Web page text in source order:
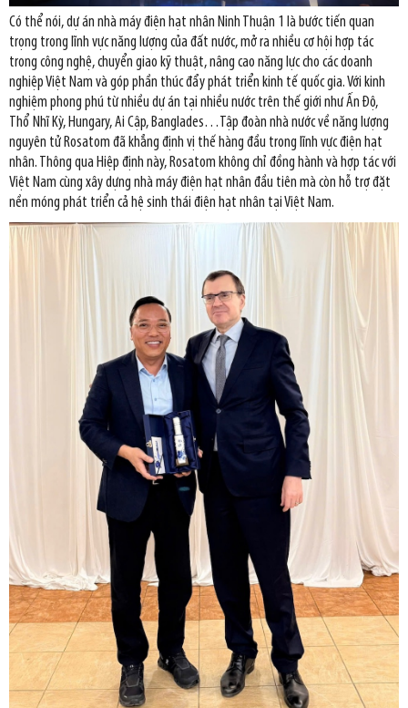
Có thể nói, dự án nhà máy điện hạt nhân Ninh Thuận 1 là bước tiến quan
trọng trong lĩnh vực năng lượng của đất nước, mở ra nhiều cơ hội hợp tác
trong công nghệ, chuyển giao kỹ thuật, nâng cao năng lực cho các doanh
nghiệp Việt Nam và góp phần thúc đẩy phát triển kinh tế quốc gia. Với kinh
nghiệm phong phú từ nhiều dự án tại nhiều nước trên thế giới như Ấn Độ,
Thổ Nhĩ Kỳ, Hungary, Ai Cập, Banglades…Tập đoàn nhà nước về năng lượng
nguyên tử Rosatom đã khẳng định vị thế hàng đầu trong lĩnh vực điện hạt
nhân. Thông qua Hiệp định này, Rosatom không chỉ đồng hành và hợp tác với
Việt Nam cùng xây dựng nhà máy điện hạt nhân đầu tiên mà còn hỗ trợ đặt
nền móng phát triển cả hệ sinh thái điện hạt nhân tại Việt Nam.